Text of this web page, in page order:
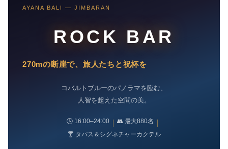
AYANA BALI — JIMBARAN
ROCK BAR
270mの断崖で、旅人たちと祝杯を
コバルトブルーのパノラマを臨む、
人智を超えた空間の美。
🕓 16:00–24:00 ｜ 👥 最大880名 ｜
🍸 タパス＆シグネチャーカクテル